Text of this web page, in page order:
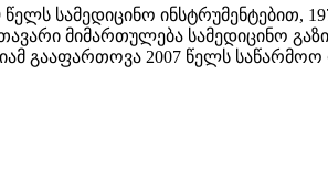
სამედიცინო ინსტრუმენტებით,
მიმართულება სამედიცინო
გააფართოვა 2007 წელს